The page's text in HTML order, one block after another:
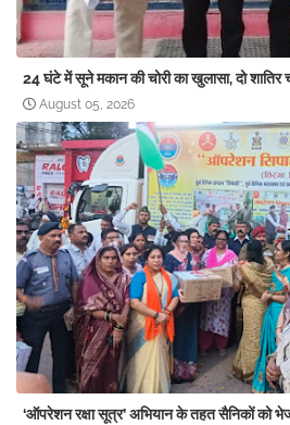
24 घंटे में सूने मकान की चोरी का खुलासा, दो शातिर
August 05, 2026
‘ऑपरेशन रक्षा सूत्र’ अभियान के तहत सैनिकों को